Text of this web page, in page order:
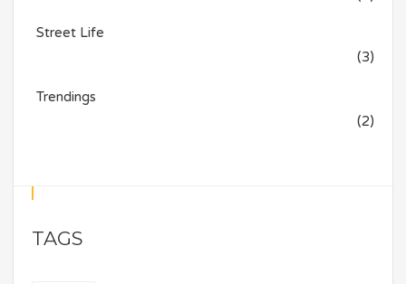
Street Life
(3)
Trendings
(2)
TAGS